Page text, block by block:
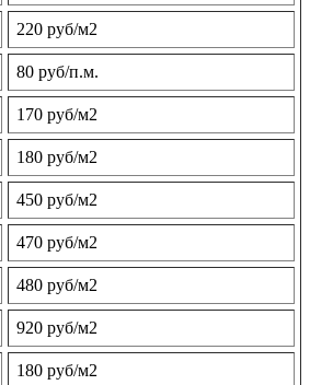
220 руб/м2
80 руб/п.м.
170 руб/м2
180 руб/м2
450 руб/м2
470 руб/м2
480 руб/м2
920 руб/м2
180 руб/м2